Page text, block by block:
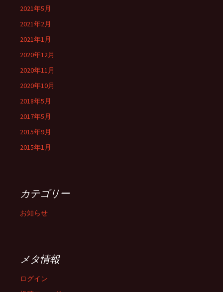
2021年5月
2021年2月
2021年1月
2020年12月
2020年11月
2020年10月
2018年5月
2017年5月
2015年9月
2015年1月
カテゴリー
お知らせ
メタ情報
ログイン